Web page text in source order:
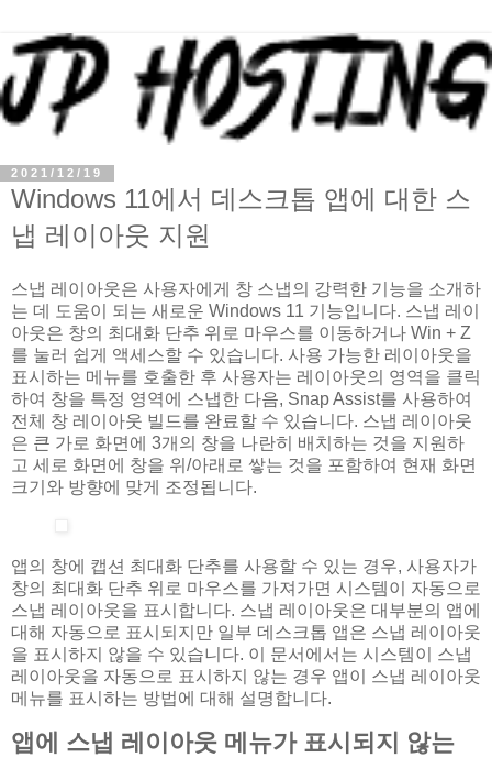
2021/12/19
Windows 11에서 데스크톱 앱에 대한 스
냅 레이아웃 지원
스냅 레이아웃은 사용자에게 창 스냅의 강력한 기능을 소개하
는 데 도움이 되는 새로운 Windows 11 기능입니다. 스냅 레이
아웃은 창의 최대화 단추 위로 마우스를 이동하거나 Win + Z
를 눌러 쉽게 액세스할 수 있습니다. 사용 가능한 레이아웃을
표시하는 메뉴를 호출한 후 사용자는 레이아웃의 영역을 클릭
하여 창을 특정 영역에 스냅한 다음, Snap Assist를 사용하여
전체 창 레이아웃 빌드를 완료할 수 있습니다. 스냅 레이아웃
은 큰 가로 화면에 3개의 창을 나란히 배치하는 것을 지원하
고 세로 화면에 창을 위/아래로 쌓는 것을 포함하여 현재 화면
크기와 방향에 맞게 조정됩니다.
앱의 창에 캡션 최대화 단추를 사용할 수 있는 경우, 사용자가
창의 최대화 단추 위로 마우스를 가져가면 시스템이 자동으로
스냅 레이아웃을 표시합니다. 스냅 레이아웃은 대부분의 앱에
대해 자동으로 표시되지만 일부 데스크톱 앱은 스냅 레이아웃
을 표시하지 않을 수 있습니다. 이 문서에서는 시스템이 스냅
레이아웃을 자동으로 표시하지 않는 경우 앱이 스냅 레이아웃
메뉴를 표시하는 방법에 대해 설명합니다.
앱에 스냅 레이아웃 메뉴가 표시되지 않는